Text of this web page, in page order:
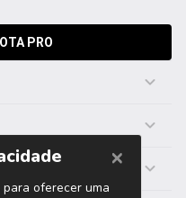
PRO